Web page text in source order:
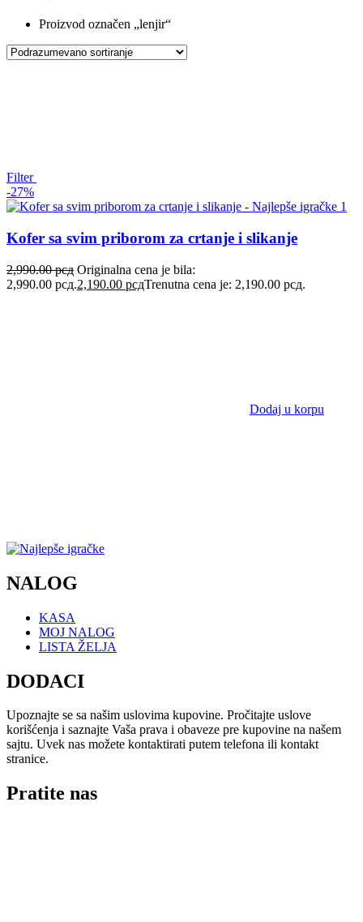
Proizvod označen „lenjir“
Filter
-27%
Kofer sa svim priborom za crtanje i slikanje
2,990.00рсд Originalna cena je bila:
2,990.00 рсд.2,190.00 рсдTrenutna cena je: 2,190.00 рсд.
Dodaj u korpu
NALOG
KASA
MOJ NALOG
LISTA ŽELJA
DODACI
Upoznajte se sa našim uslovima kupovine. Pročitajte uslove
korišćenja i saznajte Vaša prava i obaveze pre kupovine na našem
sajtu. Uvek nas možete kontaktirati putem telefona ili kontakt
stranice.
Pratite nas